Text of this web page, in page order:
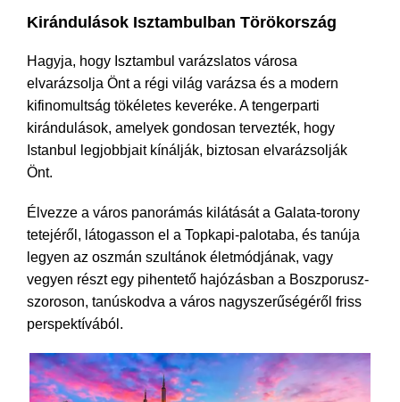
Kirándulások Isztambulban Törökország
Hagyja, hogy Isztambul varázslatos városa
elvarázsolja Önt a régi világ varázsa és a modern
kifinomultság tökéletes keveréke. A tengerparti
kirándulások, amelyek gondosan tervezték, hogy
Istanbul legjobbjait kínálják, biztosan elvarázsolják
Önt.
Élvezze a város panorámás kilátását a Galata-torony
tetejéről, látogasson el a Topkapi-palotaba, és tanúja
legyen az oszmán szultánok életmódjának, vagy
vegyen részt egy pihentető hajózásban a Boszporusz-
szoroson, tanúskodva a város nagyszerűségéről friss
perspektívából.